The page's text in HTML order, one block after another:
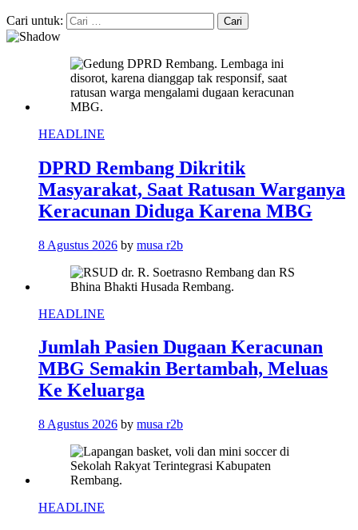
Cari untuk:
HEADLINE
DPRD Rembang Dikritik
Masyarakat, Saat Ratusan Warganya
Keracunan Diduga Karena MBG
8 Agustus 2026 by musa r2b
HEADLINE
Jumlah Pasien Dugaan Keracunan
MBG Semakin Bertambah, Meluas
Ke Keluarga
8 Agustus 2026 by musa r2b
HEADLINE